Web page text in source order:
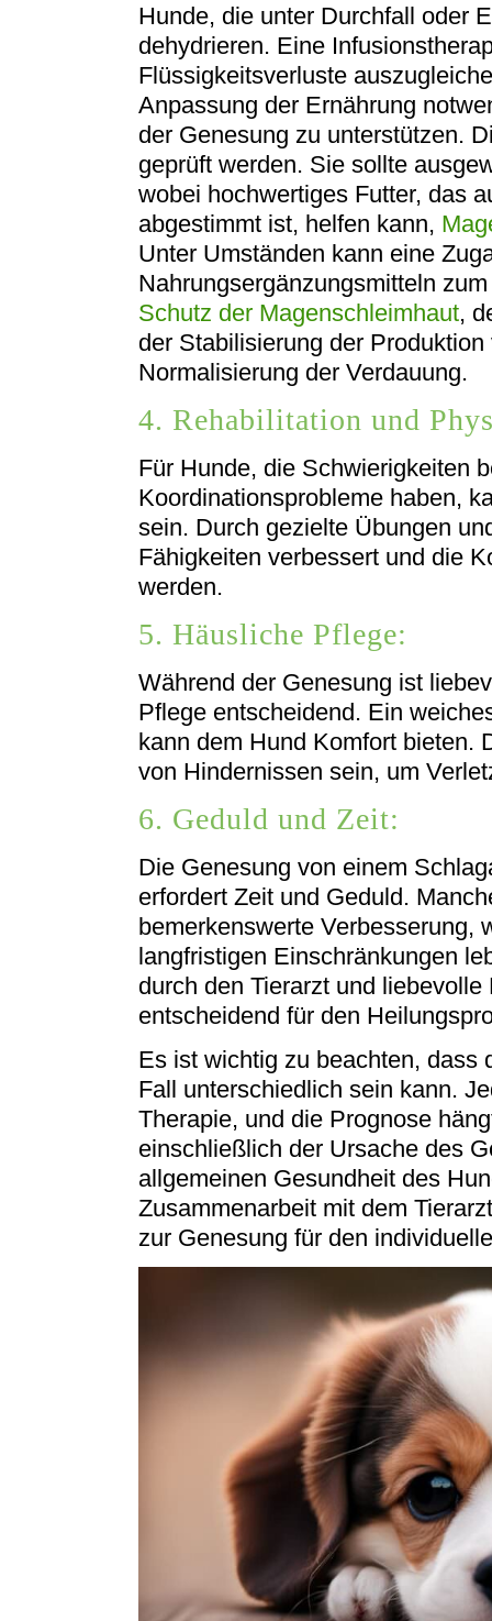
Hunde, die unter Durchfall oder
dehydrieren. Eine
Flüssigkeitsverluste
Anpassung der Ernährung
der Genesung zu unterstützen.
geprüft werden. Sie sollte
wobei hochwertiges Futter, das
abgestimmt ist, helfen kann,
Unter Umständen kann eine
Nahrungsergänzungsmitteln
Schutz der Magenschleimhaut,
der Stabilisierung der
Normalisierung der Verdauung.
4. Rehabilitation und
Für Hunde, die Schwierigkeiten
Koordinationsprobleme haben,
sein. Durch gezielte Übungen
Fähigkeiten verbessert und die
werden.
5. Häusliche Pflege:
Während der Genesung ist
Pflege entscheidend. Ein
kann dem Hund Komfort bieten.
von Hindernissen sein, um
6. Geduld und Zeit:
Die Genesung von einem
erfordert Zeit und Geduld.
bemerkenswerte Verbesserung,
langfristigen Einschränkungen
durch den Tierarzt und
entscheidend für den
Es ist wichtig zu beachten, dass
Fall unterschiedlich sein kann.
Therapie, und die Prognose
einschließlich der Ursache des
allgemeinen Gesundheit des
Zusammenarbeit mit dem
zur Genesung für den